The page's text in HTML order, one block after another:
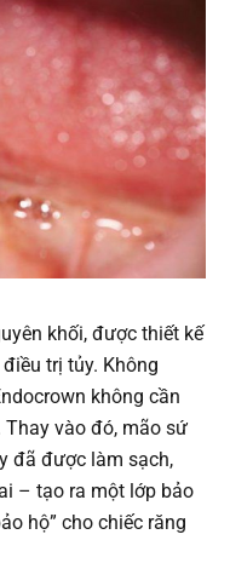
khối, được thiết kế
trị tủy. Không
không cần
vào đó, mão sứ
đã được làm sạch,
– tạo ra một lớp bảo
hộ” cho chiếc răng